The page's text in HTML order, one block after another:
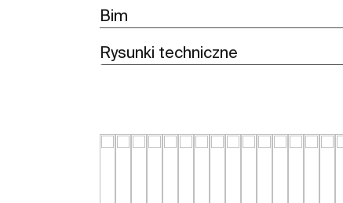
Bim
Rysunki techniczne